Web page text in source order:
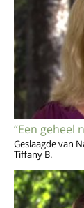
“Een geheel
Geslaagde van
Tiffany B.